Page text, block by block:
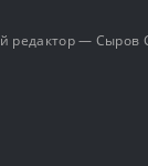
редактор — Сыров